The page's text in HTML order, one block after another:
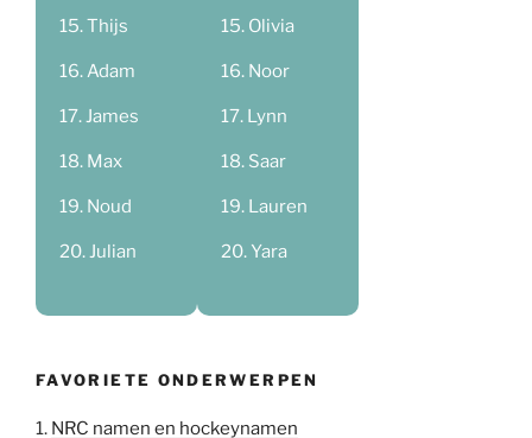
Thijs
Adam
James
Max
Noud
Julian
Olivia
Noor
Lynn
Saar
Lauren
Yara
FAVORIETE ONDERWERPEN
1. NRC namen en hockeynamen